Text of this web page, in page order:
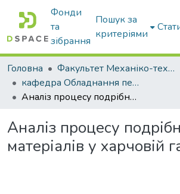
Фонди
та
зібрання
Пошук за
критеріями
Головна
Факультет Механіко-технологічний
кафедра Обладнання переробних і харчових виробництв ім. професора Ф.Ю. Ялпачика
Аналіз процесу подрібнення матеріалів у харчовій галузі
Аналіз процесу
матеріалів у харчовій